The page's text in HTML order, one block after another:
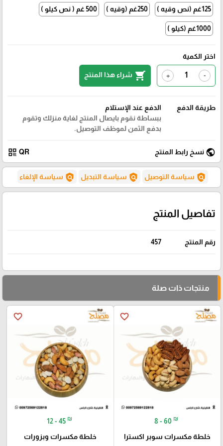
125غم (نص وقيه )
250غم (وقيه ) 500 غم ( نص كيلو )
1000غم (كيلو )
اختر الكمية
-
+
shopping_cart شراء هذا المنتج
طريقة الدفع
الدفع عند الإستلام
ببساطة نقوم بايصال المنتج لغاية منزلك وتقوم
بدفع الثمن لموظف التوصيل.
public نسخ رابط المنتج QR
qr_code
policy سياسة التوصيل policy سياسة التبديل policy سياسة الإلغاء
تفاصيل المنتج
رقم المنتج 457
منتجات ذات صلة
favorite_border
8 - 60 ₪
خلطة مكسرات سوبر اكسترا
favorite_border
12 - 45 ₪
خلطة مكسرات وبزورات